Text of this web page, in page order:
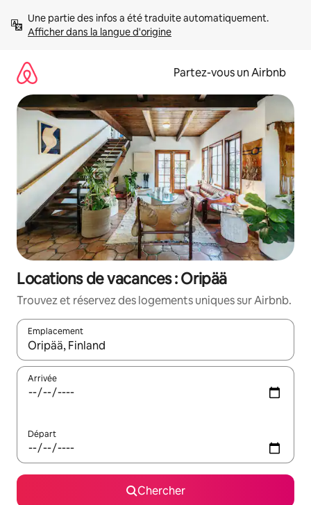
directement
Afficher dans la langue d'origine
Partez-vous un Airbnb
Locations de vacances : Oripää
Trouvez et réservez des logements uniques sur Airbnb.
Emplacement
Quand les résultats sont affichés, parcourez-les en utilisant
Arrivée
Départ
Chercher